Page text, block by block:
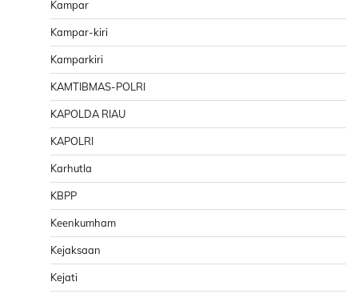
Kampar
Kampar-kiri
Kamparkiri
KAMTIBMAS-POLRI
KAPOLDA RIAU
KAPOLRI
Karhutla
KBPP
Keenkumham
Kejaksaan
Kejati